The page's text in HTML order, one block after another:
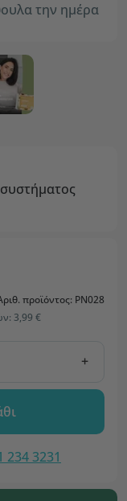
την ημέρα
προϊόντος: PN028
3,99 €
+
234 3231